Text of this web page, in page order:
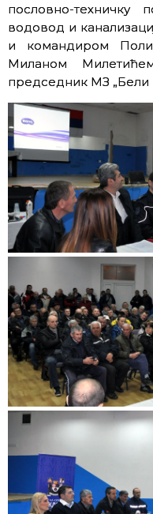
пословно-
водовод и
и командиром
Миланом
председник МЗ „Бели